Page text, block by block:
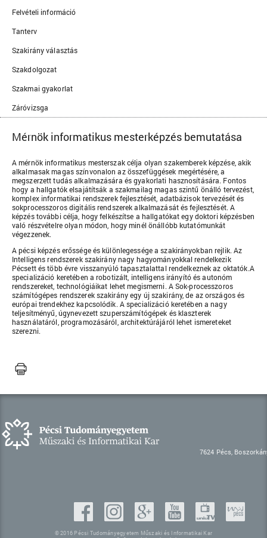
Felvételi információ
Tanterv
Szakirány választás
Szakdolgozat
Szakmai gyakorlat
Záróvizsga
Mérnök informatikus mesterképzés bemutatása
A mérnök informatikus mesterszak célja olyan szakemberek képzése, akik
alkalmasak magas színvonalon az összefüggések megértésére, a
megszerzett tudás alkalmazására és gyakorlati hasznosítására. Fontos
hogy a hallgatók elsajátítsák a szakmailag magas szintű önálló tervezést,
komplex informatikai rendszerek fejlesztését, adatbázisok tervezését és
sokprocesszoros digitális rendszerek alkalmazását és fejlesztését. A
képzés további célja, hogy felkészítse a hallgatókat egy doktori képzésben
való részvételre olyan módon, hogy minél önállóbb kutatómunkát
végezzenek.
A pécsi képzés erőssége és különlegessége a szakirányokban rejlik. Az
Intelligens rendszerek szakirány nagy hagyományokkal rendelkezik
Pécsett és több évre visszanyúló tapasztalattal rendelkeznek az oktatók.A
specializáció keretében a robotizált, intelligens irányító és autonóm
rendszereket, technológiáikat lehet megismerni. A Sok-processzoros
számítógépes rendszerek szakirány egy új szakirány, de az országos és
európai trendekhez kapcsolódik. A specializáció keretében a nagy
teljesítményű, úgynevezett szuperszámítógépek és klaszterek
használatáról, programozásáról, architektúrájáról lehet ismereteket
szerezni.
7624 Pécs,
© 2016 Pécsi Tudományegyetem Műszaki és Informatikai Kar